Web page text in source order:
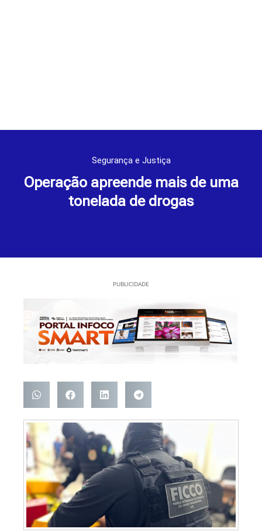
Segurança e Justiça
Operação apreende mais de uma
tonelada de drogas
PUBLICIDADE